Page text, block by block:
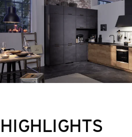
HIGHLIGHTS